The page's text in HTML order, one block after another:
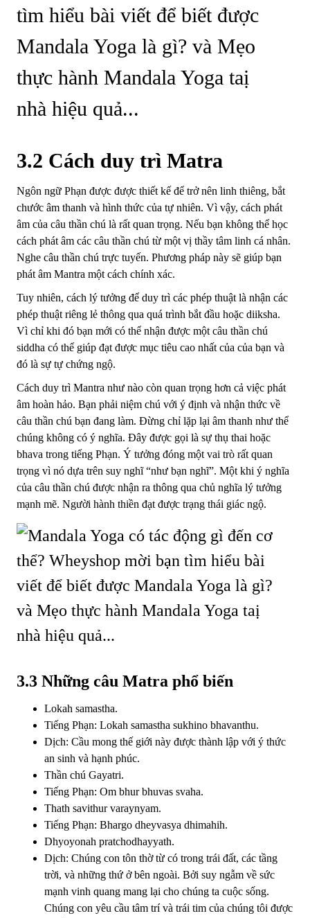
3.2 Cách duy trì Matra
Ngôn ngữ Phạn được được thiết kế để trở nên linh thiêng, bắt
chước âm thanh và hình thức của tự nhiên. Vì vậy, cách phát
âm của câu thần chú là rất quan trọng. Nếu bạn không thể học
cách phát âm các câu thần chú từ một vị thầy tâm linh cá nhân.
Nghe câu thần chú trực tuyến. Phương pháp này sẽ giúp bạn
phát âm Mantra một cách chính xác.
Tuy nhiên, cách lý tưởng để duy trì các phép thuật là nhận các
phép thuật riêng lẻ thông qua quá trình bắt đầu hoặc diiksha.
Vì chỉ khi đó bạn mới có thể nhận được một câu thần chú
siddha có thể giúp đạt được mục tiêu cao nhất của của bạn và
đó là sự tự chứng ngộ.
Cách duy trì Mantra như nào còn quan trọng hơn cả việc phát
âm hoàn hảo. Bạn phải niệm chú với ý định và nhận thức về
câu thần chú bạn đang làm. Đừng chỉ lặp lại âm thanh như thể
chúng không có ý nghĩa. Đây được gọi là sự thụ thai hoặc
bhava trong tiếng Phạn. Ý tưởng đóng một vai trò rất quan
trọng vì nó dựa trên suy nghĩ “như bạn nghĩ”. Một khi ý nghĩa
của câu thần chú được nhận ra thông qua chủ nghĩa lý tưởng
mạnh mẽ. Người hành thiền đạt được trạng thái giác ngộ.
3.3 Những câu Matra phổ biến
Lokah samastha.
Tiếng Phạn: Lokah samastha sukhino bhavanthu.
Dịch: Cầu mong thế giới này được thành lập với ý thức
an sinh và hạnh phúc.
Thần chú Gayatri.
Tiếng Phạn: Om bhur bhuvas svaha.
Thath savithur varaynyam.
Tiếng Phạn: Bhargo dheyvasya dhimahih.
Dhyoyonah pratchodhayyath.
Dịch: Chúng con tôn thờ từ có trong trái đất, các tầng
trời, và những thứ ở bên ngoài. Bởi suy ngẫm về sức
mạnh vinh quang mang lại cho chúng ta cuộc sống.
Chúng con yêu cầu tâm trí và trái tim của chúng tôi được